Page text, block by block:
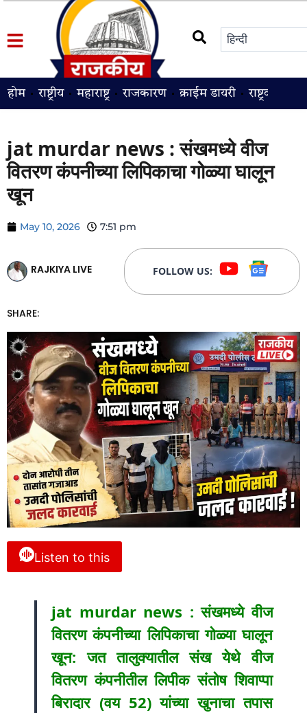
होम राष्ट्रीय महाराष्ट्र राजकारण क्राईम डायरी राष्ट्रवादी
jat murdar news : संखमध्ये वीज
वितरण कंपनीच्या लिपिकाचा गोळ्या घालून
खून
May 10, 2026 7:51 pm
RAJKIYA LIVE FOLLOW US:
SHARE:
Listen to this
jat murdar news : संखमध्ये वीज
वितरण कंपनीच्या लिपिकाचा गोळ्या घालून
खून: जत तालुक्यातील संख येथे वीज
वितरण कंपनीतील लिपीक संतोष शिवाप्पा
बिरादार (वय 52) यांच्या खुनाचा तपास